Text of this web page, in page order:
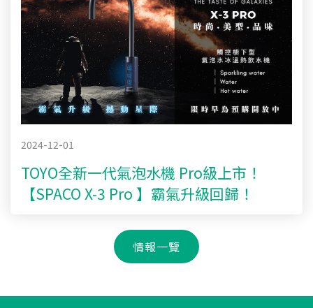
2024-12-01
TOYO全新一代氣泡水機 Pro級上市！
【SPACO X-3 Pro 】霸氣升級回歸！
情報一覽